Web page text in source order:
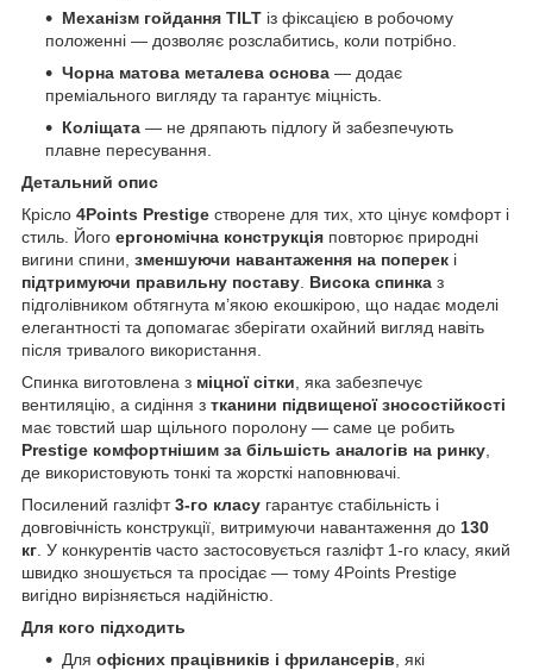
Механізм гойдання TILT із фіксацією в робочому
положенні — дозволяє розслабитись, коли потрібно.
Чорна матова металева основа — додає
преміального вигляду та гарантує міцність.
Коліщата — не дряпають підлогу й забезпечують
плавне пересування.
Детальний опис
Крісло 4Points Prestige створене для тих, хто цінує комфорт і
стиль. Його ергономічна конструкція повторює природні
вигини спини, зменшуючи навантаження на поперек і
підтримуючи правильну поставу Висока спинка з
підголівником обтягнута м’якою екошкірою, що надає моделі
елегантності та допомагає зберігати охайний вигляд навіть
після тривалого використання.
Спинка виготовлена з міцноїсітки , яка забезпечує
вентиляцію, а сидіння з тканини підвищеної зносостійкості
має товстий шар щільного поролону — саме це робить
Prestige комфортнішим за більшість аналогів на ринку
де використовують тонкі та жорсткі наповнювачі.
Посилений газліфт3-го класу гарантує стабільність і
довговічність конструкції, витримуючи навантаження до 130
кг . У конкурентів часто застосовується газліфт 1-го класу, який
швидко зношується та просідає — тому 4Points Prestige
вигідно вирізняється надійністю.
Для кого підходить
Для офісних працівників і фрилансерів , які